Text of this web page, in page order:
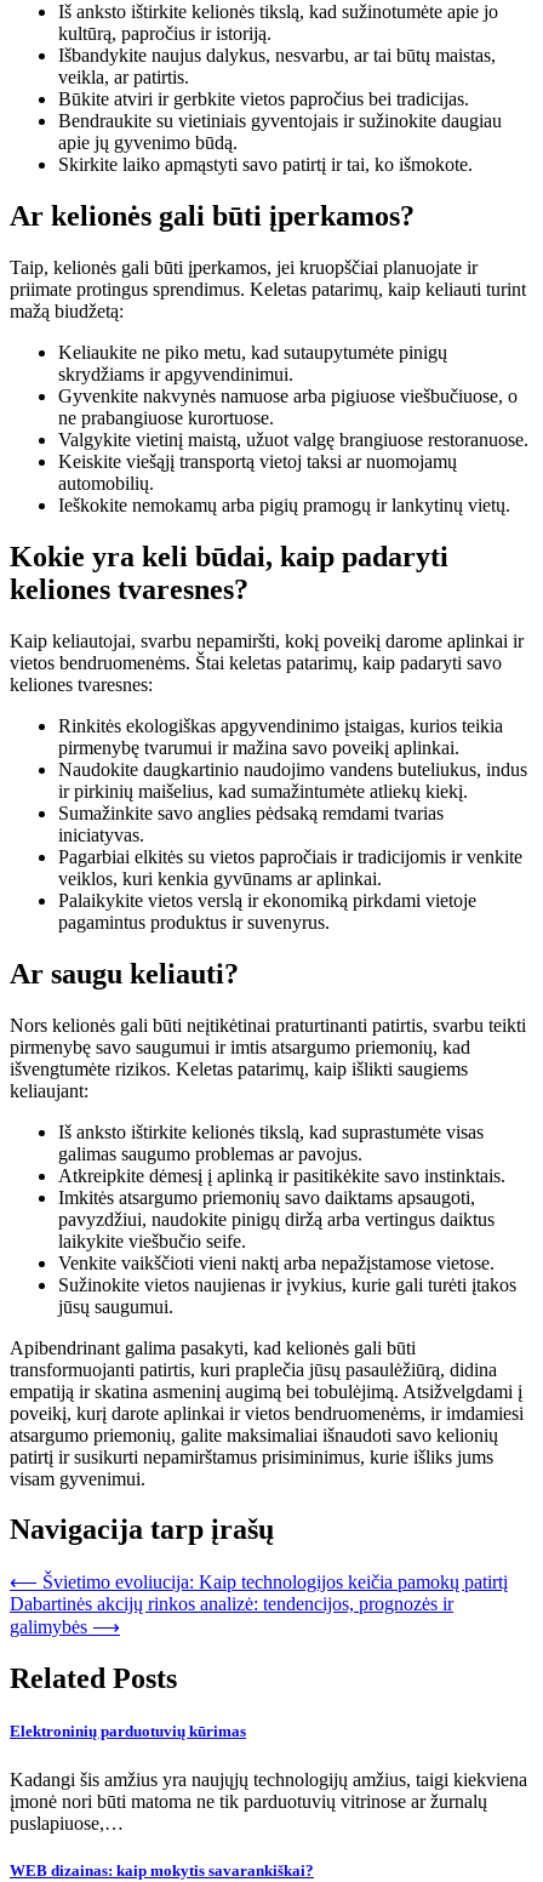
Iš anksto ištirkite kelionės tikslą, kad sužinotumėte apie jo
kultūrą, papročius ir istoriją.
Išbandykite naujus dalykus, nesvarbu, ar tai būtų maistas,
veikla, ar patirtis.
Būkite atviri ir gerbkite vietos papročius bei tradicijas.
Bendraukite su vietiniais gyventojais ir sužinokite daugiau
apie jų gyvenimo būdą.
Skirkite laiko apmąstyti savo patirtį ir tai, ko išmokote.
Ar kelionės gali būti įperkamos?
Taip, kelionės gali būti įperkamos, jei kruopščiai planuojate ir
priimate protingus sprendimus. Keletas patarimų, kaip keliauti turint
mažą biudžetą:
Keliaukite ne piko metu, kad sutaupytumėte pinigų
skrydžiams ir apgyvendinimui.
Gyvenkite nakvynės namuose arba pigiuose viešbučiuose, o
ne prabangiuose kurortuose.
Valgykite vietinį maistą, užuot valgę brangiuose restoranuose.
Keiskite viešąjį transportą vietoj taksi ar nuomojamų
automobilių.
Ieškokite nemokamų arba pigių pramogų ir lankytinų vietų.
Kokie yra keli būdai, kaip padaryti
keliones tvaresnes?
Kaip keliautojai, svarbu nepamiršti, kokį poveikį darome aplinkai ir
vietos bendruomenėms. Štai keletas patarimų, kaip padaryti savo
keliones tvaresnes:
Rinkitės ekologiškas apgyvendinimo įstaigas, kurios teikia
pirmenybę tvarumui ir mažina savo poveikį aplinkai.
Naudokite daugkartinio naudojimo vandens buteliukus, indus
ir pirkinių maišelius, kad sumažintumėte atliekų kiekį.
Sumažinkite savo anglies pėdsaką remdami tvarias
iniciatyvas.
Pagarbiai elkitės su vietos papročiais ir tradicijomis ir venkite
veiklos, kuri kenkia gyvūnams ar aplinkai.
Palaikykite vietos verslą ir ekonomiką pirkdami vietoje
pagamintus produktus ir suvenyrus.
Ar saugu keliauti?
Nors kelionės gali būti neįtikėtinai praturtinanti patirtis, svarbu teikti
pirmenybę savo saugumui ir imtis atsargumo priemonių, kad
išvengtumėte rizikos. Keletas patarimų, kaip išlikti saugiems
keliaujant:
Iš anksto ištirkite kelionės tikslą, kad suprastumėte visas
galimas saugumo problemas ar pavojus.
Atkreipkite dėmesį į aplinką ir pasitikėkite savo instinktais.
Imkitės atsargumo priemonių savo daiktams apsaugoti,
pavyzdžiui, naudokite pinigų diržą arba vertingus daiktus
laikykite viešbučio seife.
Venkite vaikščioti vieni naktį arba nepažįstamose vietose.
Sužinokite vietos naujienas ir įvykius, kurie gali turėti įtakos
jūsų saugumui.
Apibendrinant galima pasakyti, kad kelionės gali būti
transformuojanti patirtis, kuri praplečia jūsų pasaulėžiūrą, didina
empatiją ir skatina asmeninį augimą bei tobulėjimą. Atsižvelgdami į
poveikį, kurį darote aplinkai ir vietos bendruomenėms, ir imdamiesi
atsargumo priemonių, galite maksimaliai išnaudoti savo kelionių
patirtį ir susikurti nepamirštamus prisiminimus, kurie išliks jums
visam gyvenimui.
Navigacija tarp įrašų
⟵ Švietimo evoliucija: Kaip technologijos keičia pamokų patirtį
Dabartinės akcijų rinkos analizė: tendencijos, prognozės ir
galimybės ⟶
Related Posts
Elektroninių parduotuvių kūrimas
Kadangi šis amžius yra naujųjų technologijų amžius, taigi kiekviena
įmonė nori būti matoma ne tik parduotuvių vitrinose ar žurnalų
puslapiuose,…
WEB dizainas: kaip mokytis savarankiškai?